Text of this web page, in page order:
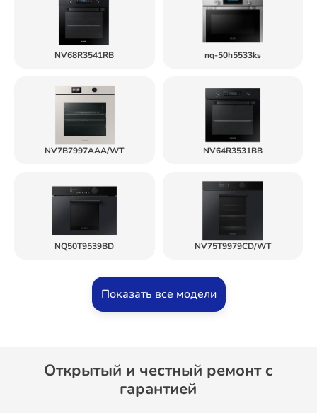
NV68R3541RB nq-50h5533ks
NV7B7997AAA/WT NV64R3531BB
NQ50T9539BD NV75T9979CD/WT
Показать все модели
Открытый и честный ремонт c
гарантией